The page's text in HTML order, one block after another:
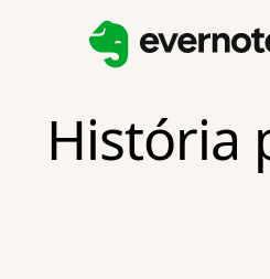
História